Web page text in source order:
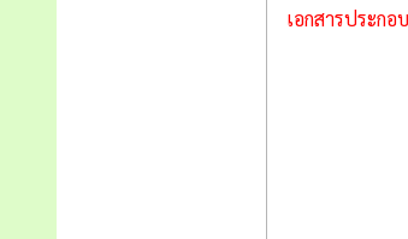
เอกสารประกอบ